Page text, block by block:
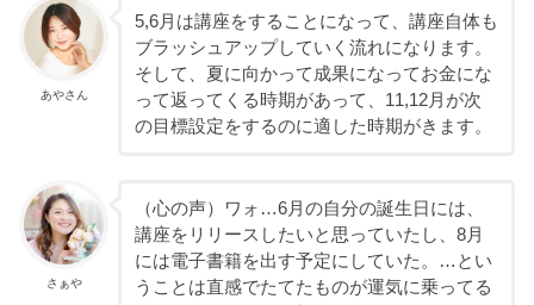
あやさん
5,6月は講座をすることになって、講座自体も
ブラッシュアップしていく流れになります。
そして、夏に向かって成果になってお金にな
って返ってくる時期があって、11,12月が次
の目標設定をするのに適した時期がきます。
さぁや
（心の声）ワォ…6月の自分の誕生日には、
講座をリリースしたいと思っていたし、8月
には電子書籍を出す予定にしていた。…とい
うことは直感でたてたものが運気に乗ってる